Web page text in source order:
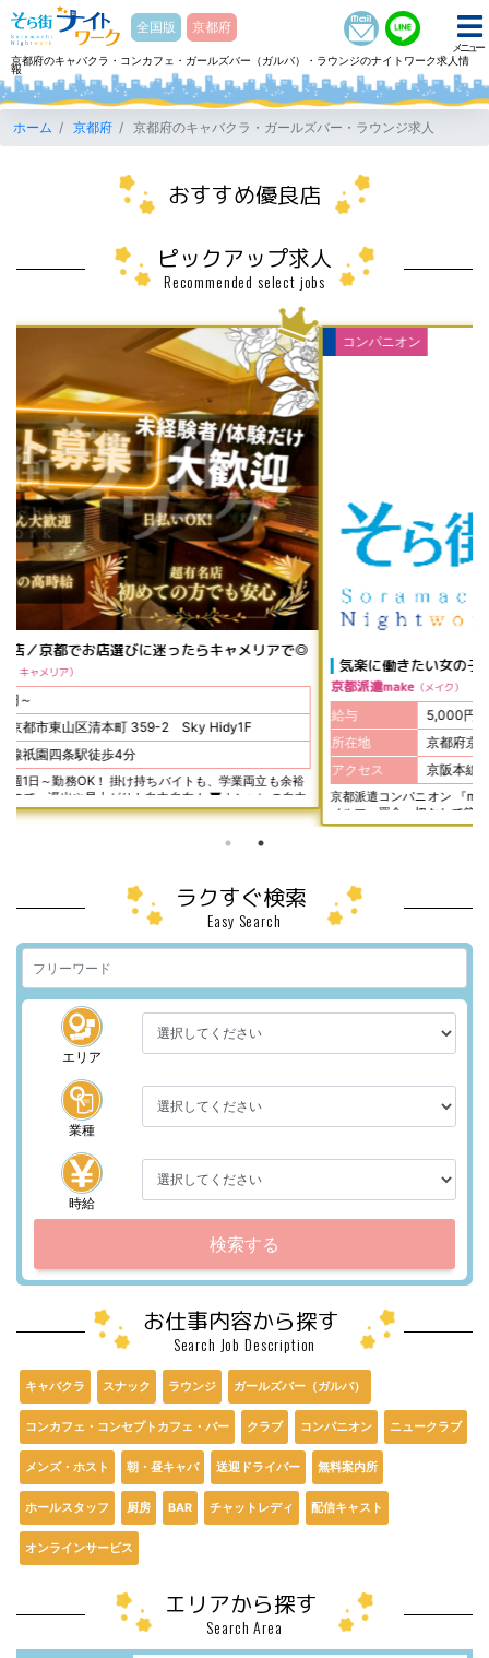
メニュー
そら街ナイトワーク
全国版
京都府
京都府のキャバクラ・コンカフェ・ガールズバー（ガルバ）・ラウンジのナイトワーク求人情
報
ホーム 京都府 京都府のキャバクラ・ガールズバー・ラウンジ求人
おすすめ優良店
ピックアップ求人
Recommended select jobs
気楽に働きたい女の子には派遣がおすすめ♪年1回～OK！
京都派遣make
給与
所在地
京都府京都市東山区祇園町南側529 ケントビル1F・2F
アクセス
京阪本線祇園四条駅徒歩4分
京都派遣コンパニオン 『make(メイク)』 登録制で年1日だけでもOKです！ ・
ノルマ・罰金一切なしで簡単アルバイト♡ ・ドレスワンピースは無料レンタル
・ヘアメイク完備 お仕事で必要なものはすべてご用意しています♪ 学校帰り・
ラクすぐ検索
Easy Search
エリア
業種
時給
検索する
お仕事内容から探す
Search Job Description
キャバクラ スナック ラウンジ ガールズバー（ガルバ）
コンカフェ・コンセプトカフェ・バー クラブ コンパニオン ニュークラブ
メンズ・ホスト 朝・昼キャバ 送迎ドライバー 無料案内所
ホールスタッフ 厨房 BAR チャットレディ 配信キャスト
オンラインサービス
エリアから探す
Search Area